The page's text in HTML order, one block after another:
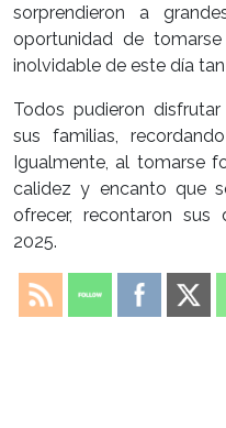
sorprendieron a
oportunidad de
inolvidable de este día
Todos pudieron
sus familias,
Igualmente, al tomarse
calidez y encanto que
ofrecer, recontaron
2025.